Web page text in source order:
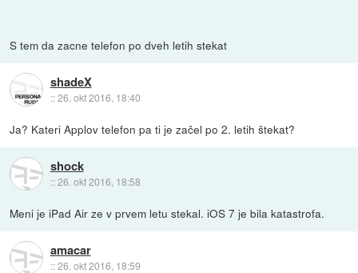
S tem da zacne telefon po dveh letih stekat
shadeX
::26. okt 2016, 18:40
Ja? Kateri Applov telefon pa ti je začel po 2. letih štekat?
shock
::26. okt 2016, 18:58
Meni je iPad Air ze v prvem letu stekal. iOS 7 je bila katastrofa.
amacar
::26. okt 2016, 18:59